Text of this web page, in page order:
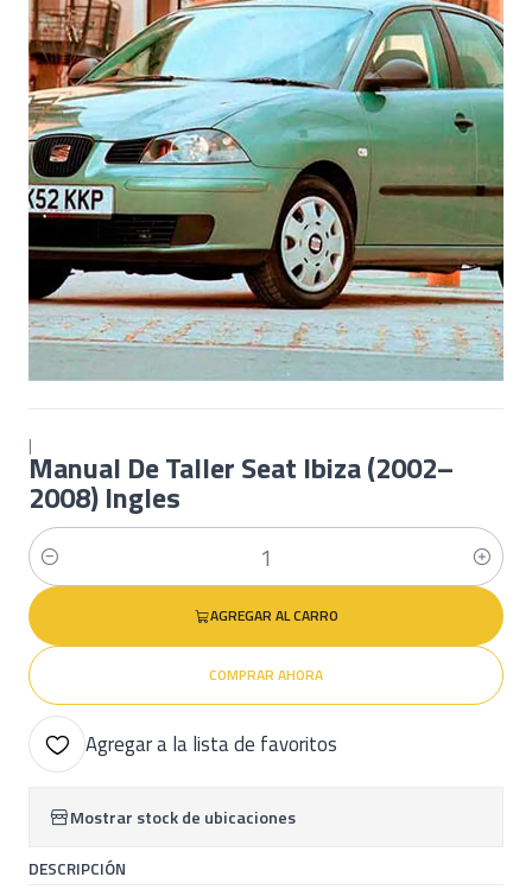
|
Manual De Taller Seat Ibiza (2002–
2008) Ingles
Cantidad
AGREGAR AL CARRO
COMPRAR AHORA
Agregar a la lista de favoritos
Mostrar stock de ubicaciones
DESCRIPCIÓN